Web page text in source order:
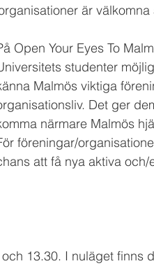
är välkomna
Open Your Eyes To
studenter
Malmös viktiga
Det ger
närmare Malmös
föreningar/
att få nya aktiva och/
13.30. I nuläget finns